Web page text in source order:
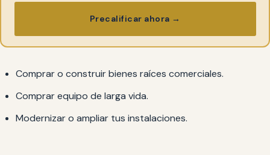
Precalificar ahora →
Comprar o construir bienes raíces comerciales.
Comprar equipo de larga vida.
Modernizar o ampliar tus instalaciones.